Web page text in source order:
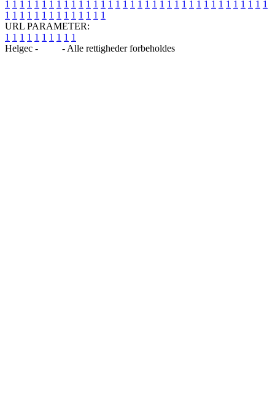
1 1 1 1 1 1 1 1 1 1 1 1 1 1 1 1 1 1 1 1 1 1 1 1 1 1 1 1 1 1 1 1 1 1 1 1
1 1 1 1 1 1 1 1 1 1 1 1 1 1
URL PARAMETER:
1 1 1 1 1 1 1 1 1 1
Helgec -
- Alle rettigheder forbeholdes